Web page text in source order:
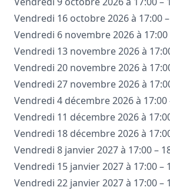
Vendredi 16 octobre 2026 à 17:00
Vendredi 6 novembre 2026 à 17:00
Vendredi 13 novembre 2026 à
Vendredi 20 novembre 2026 à
Vendredi 27 novembre 2026 à
Vendredi 4 décembre 2026 à 17:00
Vendredi 11 décembre 2026 à
Vendredi 18 décembre 2026 à
Vendredi 8 janvier 2027 à 17:00 –
Vendredi 15 janvier 2027 à 17:00 –
Vendredi 22 janvier 2027 à 17:00 –